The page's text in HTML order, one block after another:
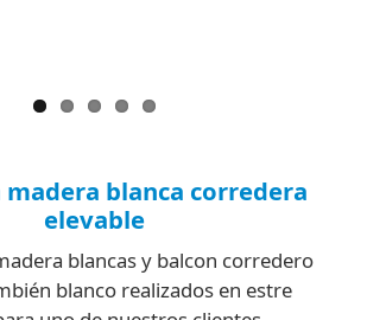
madera blanca corredera
elevable
blancas y balcon corredero
blanco realizados en estre